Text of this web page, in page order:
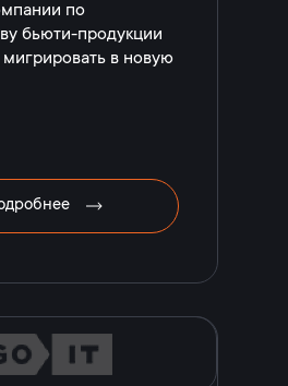
по
бьюти-продукции
в новую